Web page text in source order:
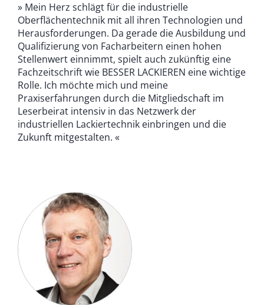
» Mein Herz schlägt für die industrielle
Oberflächentechnik mit all ihren Technologien und
Herausforderungen. Da gerade die Ausbildung und
Qualifizierung von Facharbeitern einen hohen
Stellenwert einnimmt, spielt auch zukünftig eine
Fachzeitschrift wie BESSER LACKIEREN eine wichtige
Rolle. Ich möchte mich und meine
Praxiserfahrungen durch die Mitgliedschaft im
Leserbeirat intensiv in das Netzwerk der
industriellen Lackiertechnik einbringen und die
Zukunft mitgestalten. «